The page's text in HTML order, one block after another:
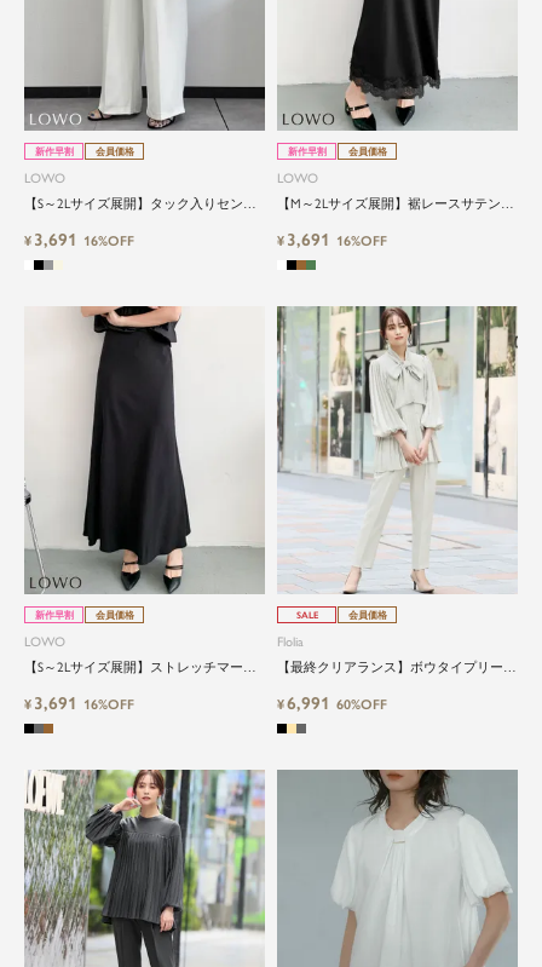
鮮度アップを重ねつづける、大人の女
性のためのスーツファッション
新作早割 会員価格
LOWO
【S～2Lサイズ展開】タック入りセンタ
¥ 3,691 16%OFF
新作早割 会員価格
LOWO
【M～2Lサイズ展開】裾レースサテンマ
¥ 3,691 16%OFF
新作早割 会員価格
LOWO
【S～2Lサイズ展開】ストレッチマーメ
¥ 3,691 16%OFF
SALE 会員価格
Flolia
【最終クリアランス】ボウタイプリーツ
プ｜卒園式・入学式・ビジネス対応
¥6,991 60%OFF